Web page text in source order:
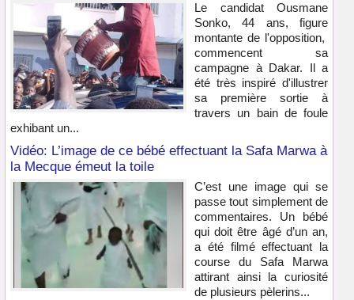
Le candidat Ousmane
Sonko, 44 ans, figure
montante de l'opposition,
commencent sa
campagne à Dakar. Il a
été très inspiré d'illustrer
sa première sortie à
travers un bain de foule
exhibant un...
Vidéo: L’image de ce bébé effectuant la Safa Marwa à
la Mecque émeut la toile
C’est une image qui se
passe tout simplement de
commentaires. Un bébé
qui doit être âgé d’un an,
a été filmé effectuant la
course du Safa Marwa
attirant ainsi la curiosité
de plusieurs pèlerins...